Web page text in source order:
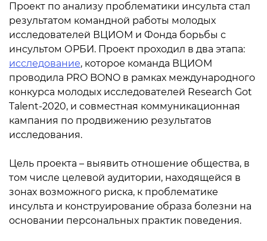
Проект по анализу проблематики инсульта стал
результатом командной работы молодых
исследователей ВЦИОМ и Фонда борьбы с
инсультом ОРБИ. Проект проходил в два этапа:
исследование, которое команда ВЦИОМ
проводила PRO BONO в рамках международного
конкурса молодых исследователей Research Got
Talent-2020, и совместная коммуникационная
кампания по продвижению результатов
исследования.
Цель проекта – выявить отношение общества, в
том числе целевой аудитории, находящейся в
зонах возможного риска, к проблематике
инсульта и конструирование образа болезни на
основании персональных практик поведения.